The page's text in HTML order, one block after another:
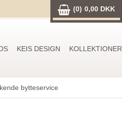
(0) 0,00 DKK
KEIS DESIGN KOLLEKTIONER
bytteservice